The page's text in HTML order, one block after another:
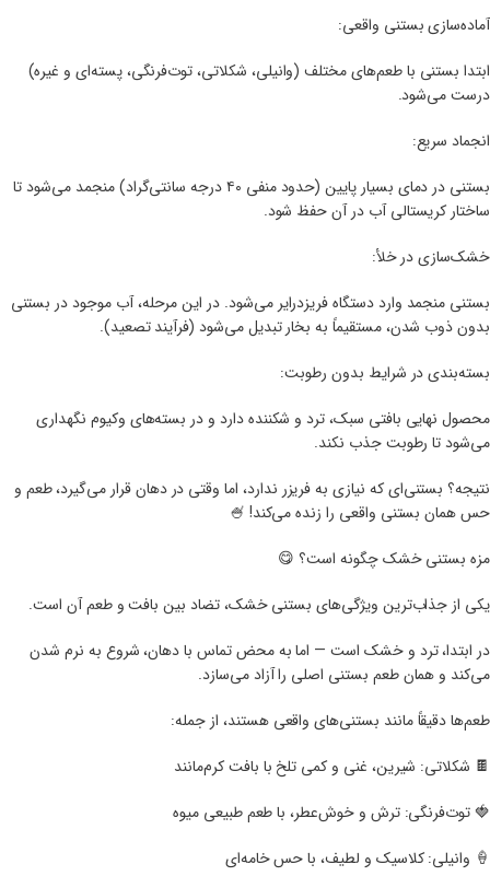
آماده‌سازی بستنی واقعی:
ابتدا بستنی با طعم‌های مختلف (وانیلی، شکلاتی، توت‌فرنگی، پسته‌ای و غیره)
درست می‌شود.
انجماد سریع:
بستنی در دمای بسیار پایین (حدود منفی ۴۰ درجه سانتی‌گراد) منجمد می‌شود تا
ساختار کریستالی آب در آن حفظ شود.
خشک‌سازی در خلأ:
بستنی منجمد وارد دستگاه فریز‌درایر می‌شود. در این مرحله، آب موجود در بستنی
بدون ذوب شدن، مستقیماً به بخار تبدیل می‌شود (فرآیند تصعید).
بسته‌بندی در شرایط بدون رطوبت:
محصول نهایی بافتی سبک، ترد و شکننده دارد و در بسته‌های وکیوم نگهداری
می‌شود تا رطوبت جذب نکند.
نتیجه؟ بستنی‌ای که نیازی به فریزر ندارد، اما وقتی در دهان قرار می‌گیرد، طعم و
حس همان بستنی واقعی را زنده می‌کند! 🍧
مزه بستنی خشک چگونه است؟ 😋
یکی از جذاب‌ترین ویژگی‌های بستنی خشک، تضاد بین بافت و طعم آن است.
در ابتدا، ترد و خشک است — اما به محض تماس با دهان، شروع به نرم شدن
می‌کند و همان طعم بستنی اصلی را آزاد می‌سازد.
طعم‌ها دقیقاً مانند بستنی‌های واقعی هستند، از جمله:
🍫 شکلاتی: شیرین، غنی و کمی تلخ با بافت کرم‌مانند
🍓 توت‌فرنگی: ترش و خوش‌عطر، با طعم طبیعی میوه
🍦 وانیلی: کلاسیک و لطیف، با حس خامه‌ای